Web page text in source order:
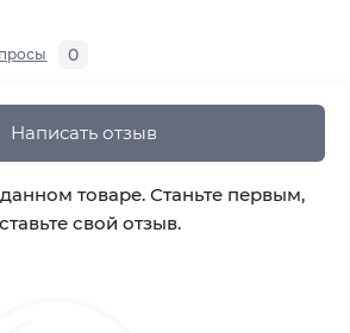
0
Написать отзыв
товаре. Станьте первым,
свой отзыв.